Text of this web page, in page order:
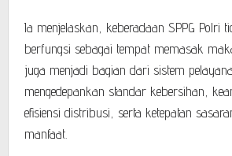
Ia menjelaskan, keberadaan SPPG Polri
berfungsi sebagai tempat memasak
juga menjadi bagian dari sistem
mengedepankan standar kebersihan,
efisiensi distribusi, serta ketepatan
manfaat.